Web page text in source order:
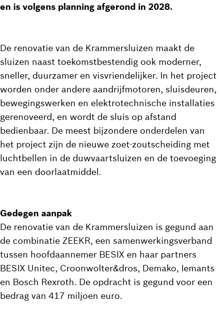
en is volgens planning afgerond in 2028.
De renovatie van de Krammersluizen maakt de
sluizen naast toekomstbestendig ook moderner,
sneller, duurzamer en visvriendelijker. In het project
worden onder andere aandrijfmotoren, sluisdeuren,
bewegingswerken en elektrotechnische installaties
gerenoveerd, en wordt de sluis op afstand
bedienbaar. De meest bijzondere onderdelen van
het project zijn de nieuwe zoet-zoutscheiding met
luchtbellen in de duwvaartsluizen en de toevoeging
van een doorlaatmiddel.
Gedegen aanpak
De renovatie van de Krammersluizen is gegund aan
de combinatie ZEEKR, een samenwerkingsverband
tussen hoofdaannemer BESIX en haar partners
BESIX Unitec, Croonwolter&dros, Demako, Iemants
en Bosch Rexroth. De opdracht is gegund voor een
bedrag van 417 miljoen euro.